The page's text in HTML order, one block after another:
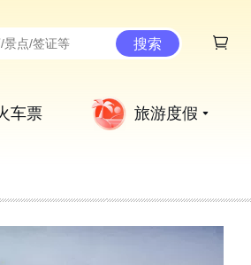
搜索
车票 旅游度假